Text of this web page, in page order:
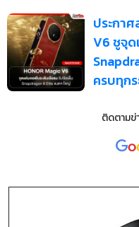
ประกา
V6 ชูจุด
ครบทุกร
ติดตามข่